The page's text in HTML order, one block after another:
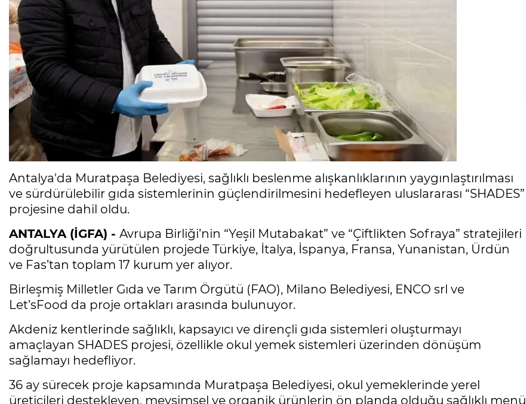
Antalya'da Muratpaşa Belediyesi, sağlıklı beslenme alışkanlıklarının yaygınlaştırılması
ve sürdürülebilir gıda sistemlerinin güçlendirilmesini hedefleyen uluslararası “SHADES”
projesine dahil oldu.
ANTALYA (İGFA) - Avrupa Birliği’nin “Yeşil Mutabakat” ve “Çiftlikten Sofraya” stratejileri
doğrultusunda yürütülen projede Türkiye, İtalya, İspanya, Fransa, Yunanistan, Ürdün
ve Fas’tan toplam 17 kurum yer alıyor.
Birleşmiş Milletler Gıda ve Tarım Örgütü (FAO), Milano Belediyesi, ENCO srl ve
Let’sFood da proje ortakları arasında bulunuyor.
Akdeniz kentlerinde sağlıklı, kapsayıcı ve dirençli gıda sistemleri oluşturmayı
amaçlayan SHADES projesi, özellikle okul yemek sistemleri üzerinden dönüşüm
sağlamayı hedefliyor.
36 ay sürecek proje kapsamında Muratpaşa Belediyesi, okul yemeklerinde yerel
üreticileri destekleyen, mevsimsel ve organik ürünlerin ön planda olduğu sağlıklı menü